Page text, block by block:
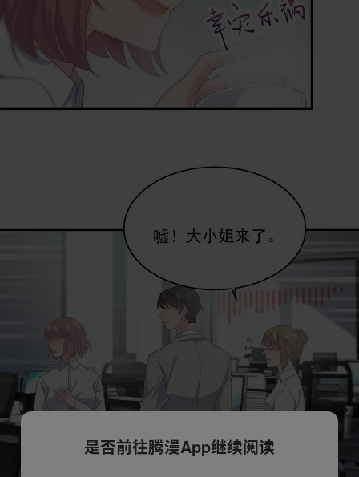
是否前往腾漫App继续阅读